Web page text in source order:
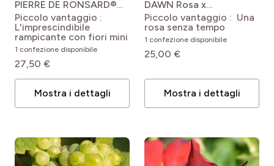
PIERRE DE RONSARD®
Meibigboni Rosa Mini
Eden Rose 'Meibigboni'
Piccolo vantaggio :
L'imprescindibile
rampicante con fiori mini
1 confezione disponibile
27,50 €
Mostra i dettagli
DAWN Rosa x
wichuraiana New Dawn
Piccolo vantaggio : Una
rosa senza tempo
1 confezione disponibile
25,00 €
Mostra i dettagli